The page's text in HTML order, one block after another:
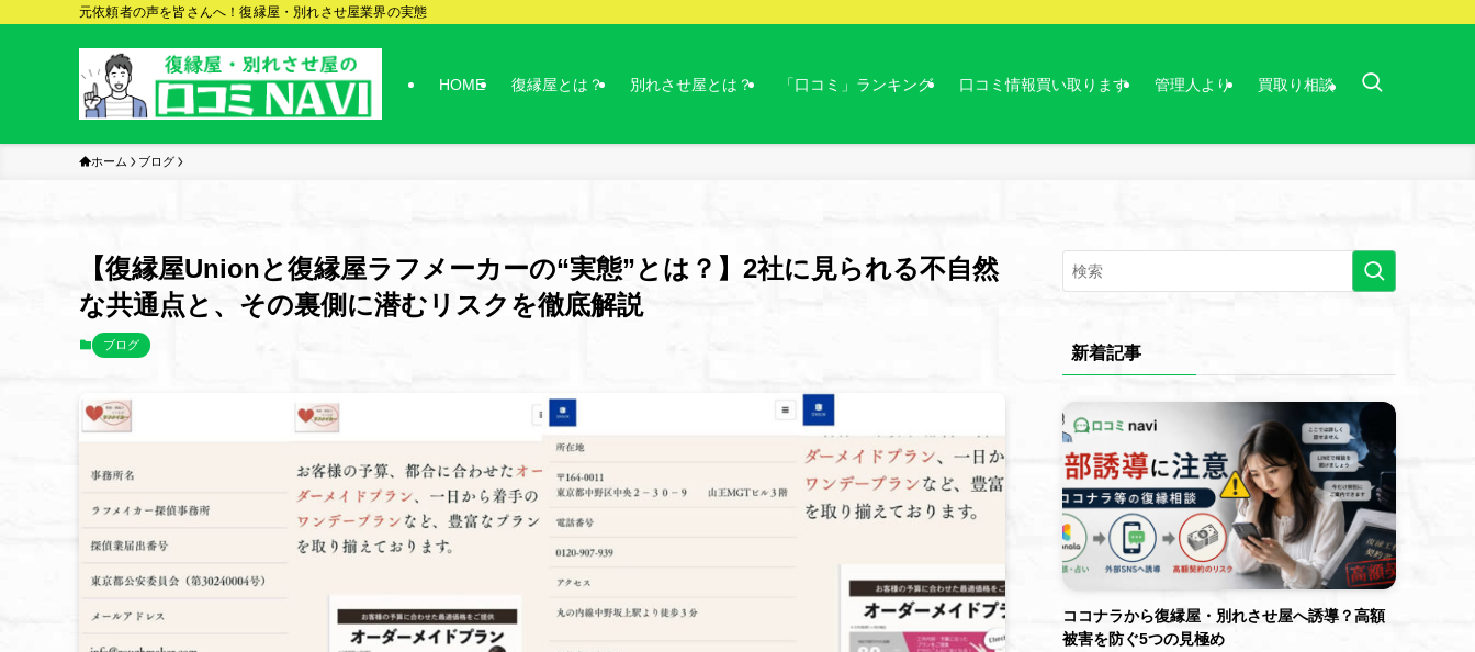
元依頼者の声を皆さんへ！復縁屋・別れさせ屋業界の実態
HOME 復縁屋とは？ 別れさせ屋とは？ 「口コミ」ランキング 口コミ情報買い取ります 管理人より 買取り相談
ホーム ブログ
【復縁屋Unionと復縁屋ラフメーカーの“実態”とは？】2社に見られる不自然
な共通点と、その裏側に潜むリスクを徹底解説
ブログ 新着記事
ココナラから復縁屋・別れさせ屋へ誘導？高額
被害を防ぐ5つの見極め